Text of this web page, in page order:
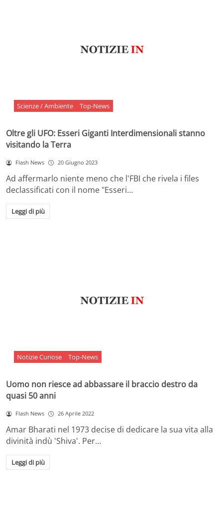
Scienze / Ambiente Top-News
Oltre gli UFO: Esseri Giganti Interdimensionali stanno
visitando la Terra
Flash News 20 Giugno 2023
Ad affermarlo niente meno che l'FBI che rivela i files
declassificati con il nome "Esseri…
Leggi di più
Notizie Curiose Top-News
Uomo non riesce ad abbassare il braccio destro da
quasi 50 anni
Flash News 26 Aprile 2022
Amar Bharati nel 1973 decise di dedicare la sua vita alla
divinità indù 'Shiva'. Per…
Leggi di più